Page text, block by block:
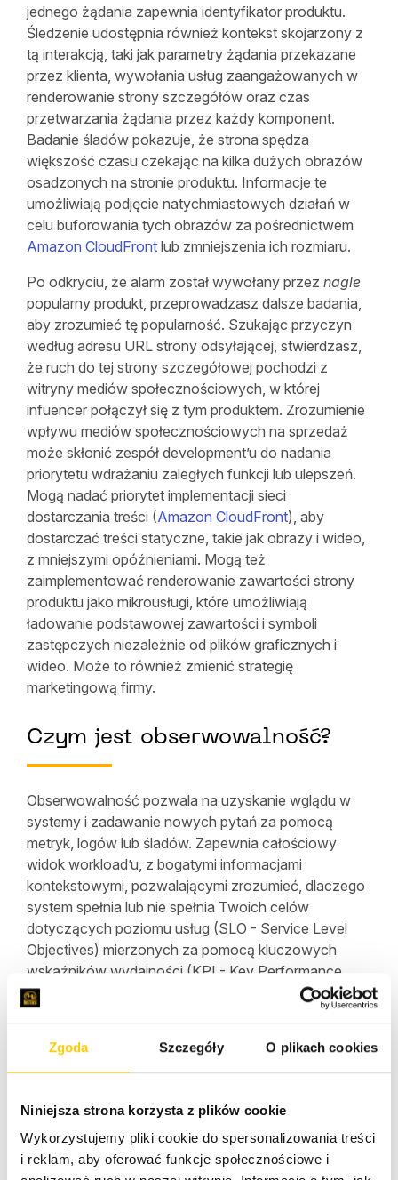
Zgoda Szczegóły O plikach cookies
Niniejsza strona korzysta z plików cookie
Wykorzystujemy pliki cookie do spersonalizowania treści
i reklam, aby oferować funkcje społecznościowe i
jednego żądania zapewnia identyfikator produktu.
Śledzenie udostępnia również kontekst skojarzony z
tą interakcją, taki jak parametry żądania przekazane
przez klienta, wywołania usług zaangażowanych w
renderowanie strony szczegółów oraz czas
przetwarzania żądania przez każdy komponent.
Badanie śladów pokazuje, że strona spędza
większość czasu czekając na kilka dużych obrazów
osadzonych na stronie produktu. Informacje te
umożliwiają podjęcie natychmiastowych działań w
celu buforowania tych obrazów za pośrednictwem
Amazon CloudFront lub zmniejszenia ich rozmiaru.
Po odkryciu, że alarm został wywołany przez nagle
popularny produkt, przeprowadzasz dalsze badania,
aby zrozumieć tę popularność. Szukając przyczyn
według adresu URL strony odsyłającej, stwierdzasz,
że ruch do tej strony szczegółowej pochodzi z
witryny mediów społecznościowych, w której
infuencer połączył się z tym produktem. Zrozumienie
wpływu mediów społecznościowych na sprzedaż
może skłonić zespół development’u do nadania
priorytetu wdrażaniu zaległych funkcji lub ulepszeń.
Mogą nadać priorytet implementacji sieci
dostarczania treści (Amazon CloudFront), aby
dostarczać treści statyczne, takie jak obrazy i wideo,
z mniejszymi opóźnieniami. Mogą też
zaimplementować renderowanie zawartości strony
produktu jako mikrousługi, które umożliwiają
ładowanie podstawowej zawartości i symboli
zastępczych niezależnie od plików graficznych i
wideo. Może to również zmienić strategię
marketingową firmy.
Czym jest obserwowalność?
Obserwowalność pozwala na uzyskanie wglądu w
systemy i zadawanie nowych pytań za pomocą
metryk, logów lub śladów. Zapewnia całościowy
widok workload’u, z bogatymi informacjami
kontekstowymi, pozwalającymi zrozumieć, dlaczego
system spełnia lub nie spełnia Twoich celów
dotyczących poziomu usług (SLO - Service Level
Objectives) mierzonych za pomocą kluczowych
wskaźników wydajności (KPI - Key Performance
Indicators). Obserwowalność jest określana przez
kluczowe czynniki biznesowe, a nie skupianie się
związanych z błędami, konfiguracją, rozliczaniem,
wydajnością i bezpieczeństwem.
Monitorowanie i
obserwowalność